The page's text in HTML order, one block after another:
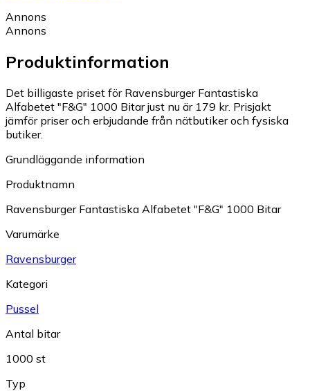
Annons
Annons
Produktinformation
Det billigaste priset för Ravensburger Fantastiska
Alfabetet "F&G" 1000 Bitar just nu är 179 kr. Prisjakt
jämför priser och erbjudande från nätbutiker och fysiska
butiker.
Grundläggande information
Produktnamn
Ravensburger Fantastiska Alfabetet "F&G" 1000 Bitar
Varumärke
Ravensburger
Kategori
Pussel
Antal bitar
1000 st
Typ